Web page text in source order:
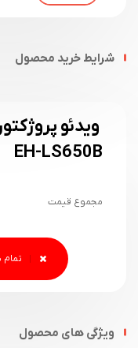
شرایط خرید محصول
EH-LS650B
مجموع قیمت
ویژگی های محصول